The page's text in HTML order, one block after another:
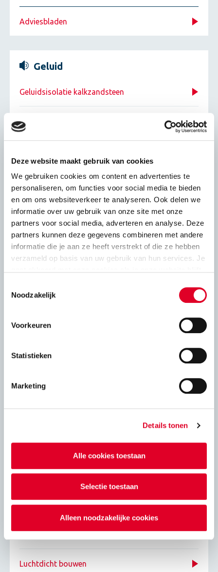
Deze website maakt gebruik van cookies
We gebruiken cookies om content en advertenties te
personaliseren, om functies voor social media te bieden
en om ons websiteverkeer te analyseren. Ook delen we
informatie over uw gebruik van onze site met onze
partners voor social media, adverteren en analyse. Deze
partners kunnen deze gegevens combineren met andere
informatie die je aan ze heeft verstrekt of die ze hebben
verzameld op basis van uw gebruik van hun services. Je
Noodzakelijk
Voorkeuren
Statistieken
Marketing
Details tonen
Alle cookies toestaan
Selectie toestaan
Alleen noodzakelijke cookies
Adviesbladen
Geluid
Geluidsisolatie kalkzandsteen
Leidingschachten kalkzandsteen
Constructief
Druksterkte en rekenwaarde
Stabiliteit
Eigenschapppen kalkzandsteenproducten
Isolatie
Passief bouwen
Luchtdicht bouwen